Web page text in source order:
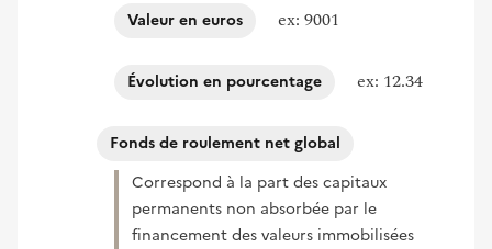
Valeur en euros ex: 9001
Évolution en pourcentage ex: 12.34
Fonds de roulement net global
Correspond à la part des capitaux
permanents non absorbée par le
financement des valeurs immobilisées